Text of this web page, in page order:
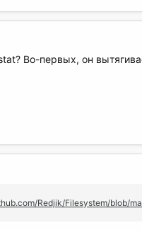
Во-первых, он
Redjik/Filesystem/blob/